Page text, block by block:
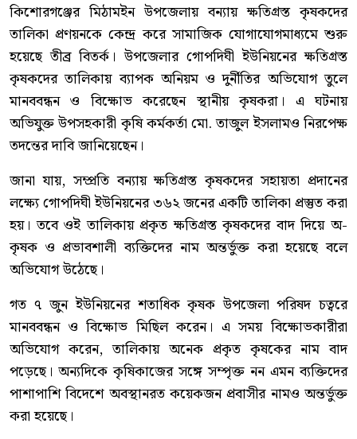
কিশোরগঞ্জের মিঠামইন উপজেলায় বন্যায় ক্ষতিগ্রস্ত কৃষকদের
তালিকা প্রণয়নকে কেন্দ্র করে সামাজিক যোগাযোগমাধ্যমে শুরু
হয়েছে তীব্র বিতর্ক। উপজেলার গোপদিঘী ইউনিয়নের ক্ষতিগ্রস্ত
কৃষকদের তালিকায় ব্যাপক অনিয়ম ও দুর্নীতির অভিযোগ তুলে
মানববন্ধন ও বিক্ষোভ করেছেন স্থানীয় কৃষকরা। এ ঘটনায়
অভিযুক্ত উপসহকারী কৃষি কর্মকর্তা মো. তাজুল ইসলামও নিরপেক্ষ
তদন্তের দাবি জানিয়েছেন।
জানা যায়, সম্প্রতি বন্যায় ক্ষতিগ্রস্ত কৃষকদের সহায়তা প্রদানের
লক্ষ্যে গোপদিঘী ইউনিয়নের ৩৬২ জনের একটি তালিকা প্রস্তুত করা
হয়। তবে ওই তালিকায় প্রকৃত ক্ষতিগ্রস্ত কৃষকদের বাদ দিয়ে অ-
কৃষক ও প্রভাবশালী ব্যক্তিদের নাম অন্তর্ভুক্ত করা হয়েছে বলে
অভিযোগ উঠেছে।
গত ৭ জুন ইউনিয়নের শতাধিক কৃষক উপজেলা পরিষদ চত্বরে
মানববন্ধন ও বিক্ষোভ মিছিল করেন। এ সময় বিক্ষোভকারীরা
অভিযোগ করেন, তালিকায় অনেক প্রকৃত কৃষকের নাম বাদ
পড়েছে। অন্যদিকে কৃষিকাজের সঙ্গে সম্পৃক্ত নন এমন ব্যক্তিদের
পাশাপাশি বিদেশে অবস্থানরত কয়েকজন প্রবাসীর নামও অন্তর্ভুক্ত
করা হয়েছে।